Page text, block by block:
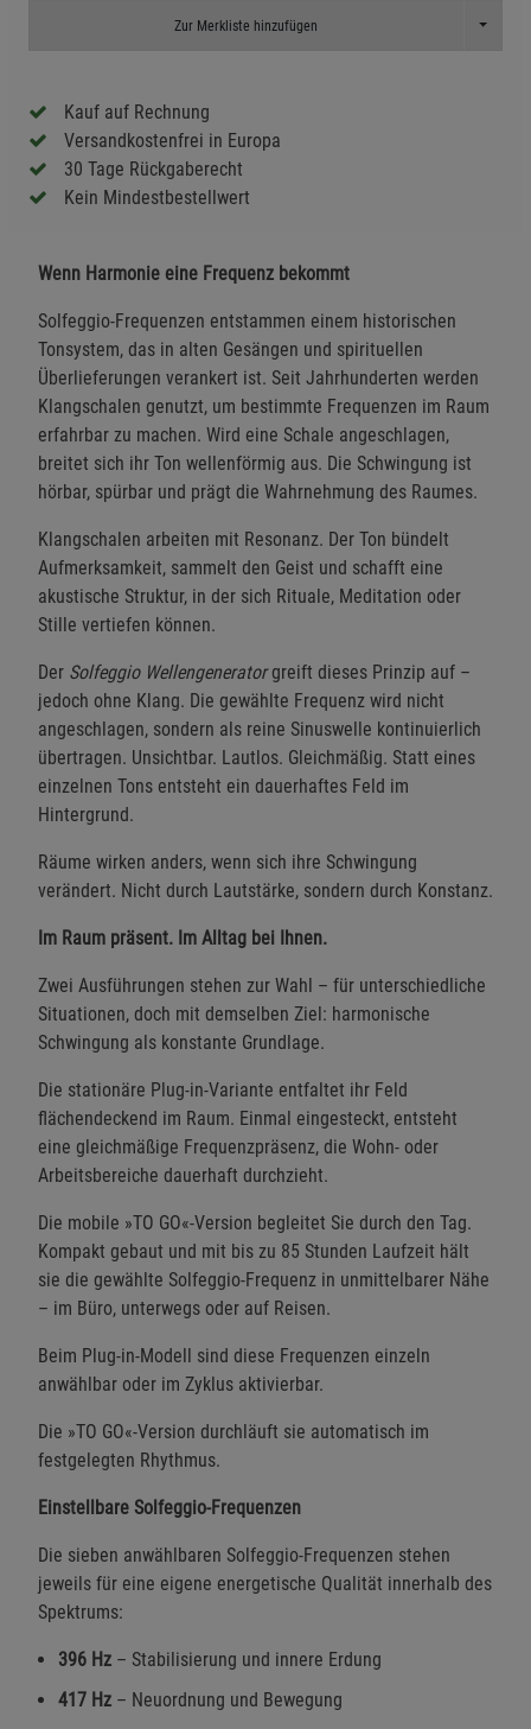
Zur Merkliste hinzufügen Toggle
Kauf auf Rechnung
Versandkostenfrei in Europa
30 Tage Rückgaberecht
Kein Mindestbestellwert
Wenn Harmonie eine Frequenz bekommt
Solfeggio-Frequenzen entstammen einem historischen
Tonsystem, das in alten Gesängen und spirituellen
Überlieferungen verankert ist. Seit Jahrhunderten werden
Klangschalen genutzt, um bestimmte Frequenzen im Raum
erfahrbar zu machen. Wird eine Schale angeschlagen,
breitet sich ihr Ton wellenförmig aus. Die Schwingung ist
hörbar, spürbar und prägt die Wahrnehmung des Raumes.
Klangschalen arbeiten mit Resonanz. Der Ton bündelt
Aufmerksamkeit, sammelt den Geist und schafft eine
akustische Struktur, in der sich Rituale, Meditation oder
Stille vertiefen können.
Der Solfeggio Wellengeneratorgreift dieses Prinzip auf –
jedoch ohne Klang. Die gewählte Frequenz wird nicht
angeschlagen, sondern als reine Sinuswelle kontinuierlich
übertragen. Unsichtbar. Lautlos. Gleichmäßig. Statt eines
einzelnen Tons entsteht ein dauerhaftes Feld im
Hintergrund.
Räume wirken anders, wenn sich ihre Schwingung
verändert. Nicht durch Lautstärke, sondern durch Konstanz.
Im Raum präsent. Im Alltag bei Ihnen.
Zwei Ausführungen stehen zur Wahl – für unterschiedliche
Situationen, doch mit demselben Ziel: harmonische
Schwingung als konstante Grundlage.
Die stationäre Plug-in-Variante entfaltet ihr Feld
flächendeckend im Raum. Einmal eingesteckt, entsteht
eine gleichmäßige Frequenzpräsenz, die Wohn- oder
Arbeitsbereiche dauerhaft durchzieht.
Die mobile »TO GO«-Version begleitet Sie durch den Tag.
Kompakt gebaut und mit bis zu 85 Stunden Laufzeit hält
sie die gewählte Solfeggio-Frequenz in unmittelbarer Nähe
– im Büro, unterwegs oder auf Reisen.
Beim Plug-in-Modell sind diese Frequenzen einzeln
anwählbar oder im Zyklus aktivierbar.
Die »TO GO«-Version durchläuft sie automatisch im
festgelegten Rhythmus.
Einstellbare Solfeggio-Frequenzen
Die sieben anwählbaren Solfeggio-Frequenzen stehen
jeweils für eine eigene energetische Qualität innerhalb des
Spektrums:
396 Hz – Stabilisierung und innere Erdung
417 Hz – Neuordnung und Bewegung